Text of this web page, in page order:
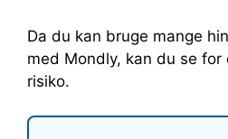
Da du kan bruge mange
med Mondly, kan du se for
risiko.